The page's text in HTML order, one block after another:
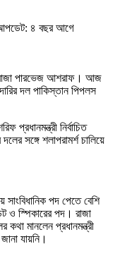
৪ বছর আগে
রাজা পারভেজ আশরাফ। আজ
দল পাকিস্তান পিপলস
প্রধানমন্ত্রী নির্বাচিত
সঙ্গে শলাপরামর্শ চালিয়ে
পদ পেতে বেশি
ও স্পিকারের পদ। রাজা
কথা মানলেন প্রধানমন্ত্রী
যায়নি।